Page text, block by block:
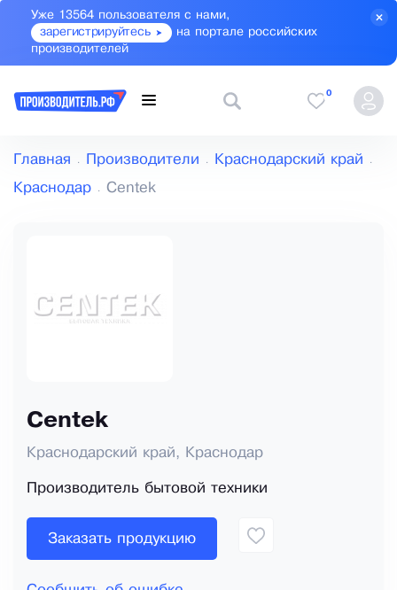
Уже 13564 пользователя с нами,
зарегистрируйтесь
на портале российских
производителей
0
Главная Производители Краснодарский край
Краснодар Centek
Centek
Краснодарский край, Краснодар
Производитель бытовой техники
Заказать продукцию